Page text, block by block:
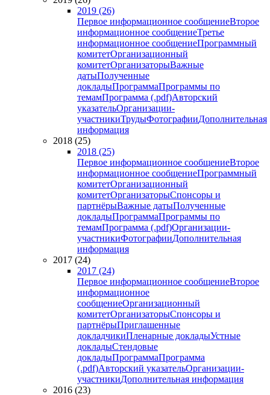
2019 (26)
Первое информационное сообщениеВторое
информационное сообщениеТретье
информационное сообщениеПрограммный
комитетОрганизационный
комитетОрганизаторыВажные
датыПолученные
докладыПрограммаПрограммы по
темамПрограмма (.pdf)Авторский
указательОрганизации-
участникиТрудыФотографииДополнительная
информация
2018 (25)
2018 (25)
Первое информационное сообщениеВторое
информационное сообщениеПрограммный
комитетОрганизационный
комитетОрганизаторыСпонсоры и
партнёрыВажные датыПолученные
докладыПрограммаПрограммы по
темамПрограмма (.pdf)Организации-
участникиФотографииДополнительная
информация
2017 (24)
2017 (24)
Первое информационное сообщениеВторое
информационное
сообщениеОрганизационный
комитетОрганизаторыСпонсоры и
партнёрыПриглашенные
докладчикиПленарные докладыУстные
докладыСтендовые
докладыПрограммаПрограмма
(.pdf)Авторский указательОрганизации-
участникиДополнительная информация
2016 (23)